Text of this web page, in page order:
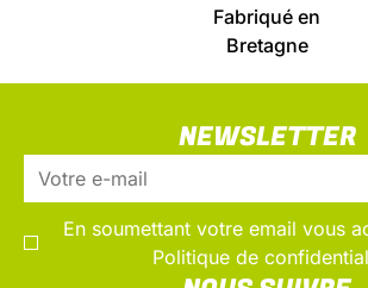
Fabriqué en
Bretagne
NEWSLETTER
En soumettant votre email vous
Politique de